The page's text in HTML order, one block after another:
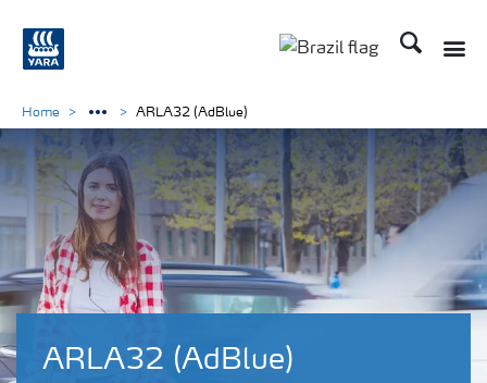
Busca
ARLA32 (AdBlue)
Home ARLA32 (AdBlue)